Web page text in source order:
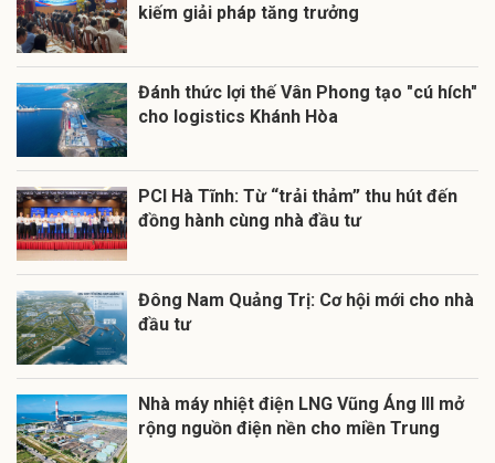
kiếm giải pháp tăng trưởng
Đánh thức lợi thế Vân Phong tạo "cú hích"
cho logistics Khánh Hòa
PCI Hà Tĩnh: Từ “trải thảm” thu hút đến
đồng hành cùng nhà đầu tư
Đông Nam Quảng Trị: Cơ hội mới cho nhà
đầu tư
Nhà máy nhiệt điện LNG Vũng Áng III mở
rộng nguồn điện nền cho miền Trung